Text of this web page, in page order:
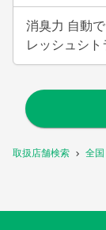
取扱店舗検索 全国
消臭力 自動
レッシュシト